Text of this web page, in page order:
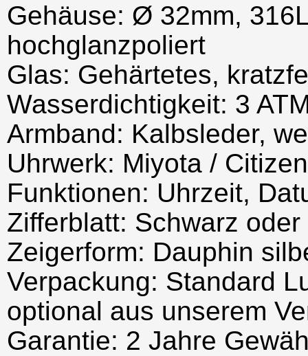
Gehäuse: Ø 32mm,
hochglanzpoliert
Glas: Gehärtetes,
Wasserdichtigkeit: 3
Armband: Kalbsleder,
Uhrwerk: Miyota /
Funktionen: Uhrzeit,
Zifferblatt: Schwarz
Zeigerform: Dauphin
Verpackung: Standard
optional aus unserem
Garantie: 2 Jahre